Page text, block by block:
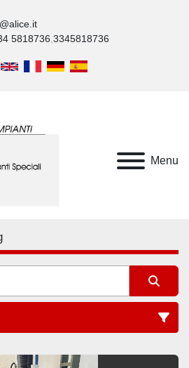
5818736 3345818736
Menu